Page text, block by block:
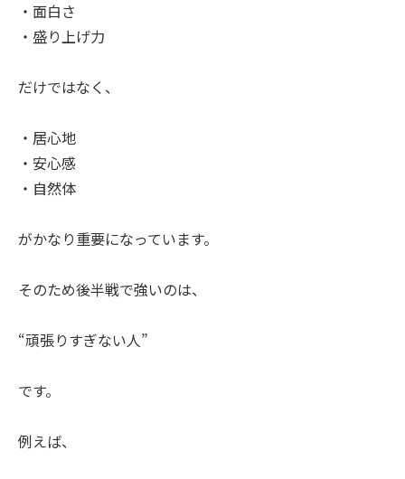
・面白さ
・盛り上げ力
だけではなく、
・居心地
・安心感
・自然体
がかなり重要になっています。
そのため後半戦で強いのは、
“頑張りすぎない人”
です。
例えば、